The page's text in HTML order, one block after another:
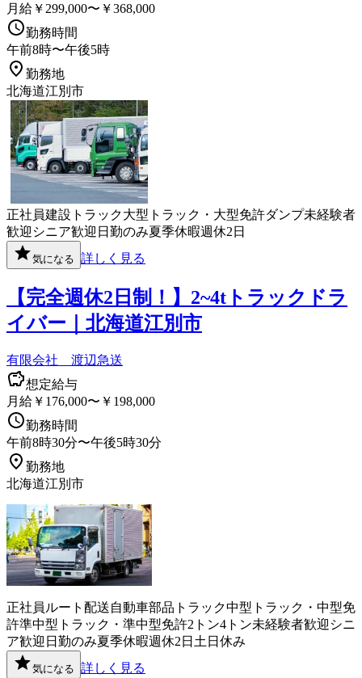
月給￥299,000〜￥368,000
勤務時間
午前8時〜午後5時
勤務地
北海道江別市
正社員建設 トラック大型トラック・大型免許ダンプ未経験者
歓迎 シニア歓迎 日勤のみ夏季休暇週休2日
気になる 詳しく見る
【完全週休2日制！】2~4tトラックドラ
イバー｜北海道江別市
有限会社 渡辺急送
想定給与
月給￥176,000〜￥198,000
勤務時間
午前8時30分〜午後5時30分
勤務地
北海道江別市
正社員 ルート配送自動車部品 トラック中型トラック・中型免
許準中型トラック・準中型免許2トン4トン未経験者歓迎 シニ
ア歓迎 日勤のみ夏季休暇週休2日 土日休み
気になる 詳しく見る